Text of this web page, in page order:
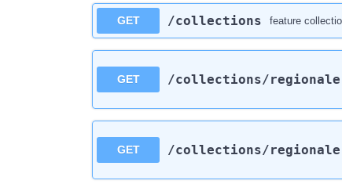
GET /collections feature
GET /collections/
GET /collections/